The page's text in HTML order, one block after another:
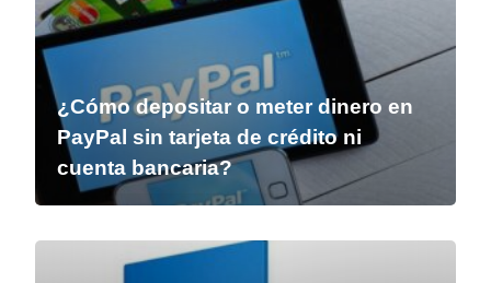
¿Cómo depositar o meter dinero en
PayPal sin tarjeta de crédito ni
cuenta bancaria?